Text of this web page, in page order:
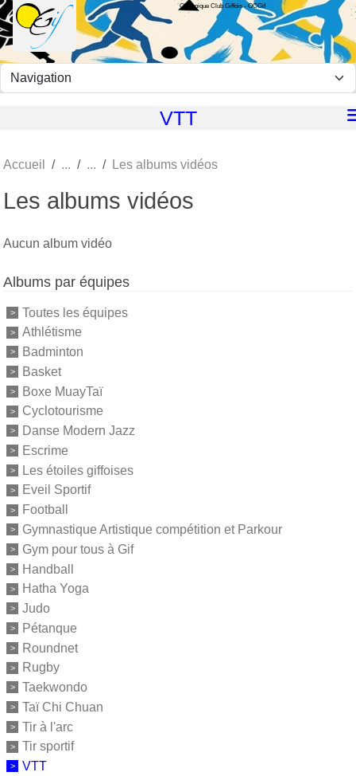
Olympique Club Giffois - OCGif
VTT
Accueil Les albums vidéos
Les albums vidéos
Aucun album vidéo
Albums par équipes
Toutes les équipes
Athlétisme
Badminton
Basket
Boxe MuayTaï
Cyclotourisme
Danse Modern Jazz
Escrime
Les étoiles giffoises
Eveil Sportif
Football
Gymnastique Artistique compétition et Parkour
Gym pour tous à Gif
Handball
Hatha Yoga
Judo
Pétanque
Roundnet
Rugby
Taekwondo
Taï Chi Chuan
Tir à l'arc
Tir sportif
VTT
Panneau de gestion des cookies